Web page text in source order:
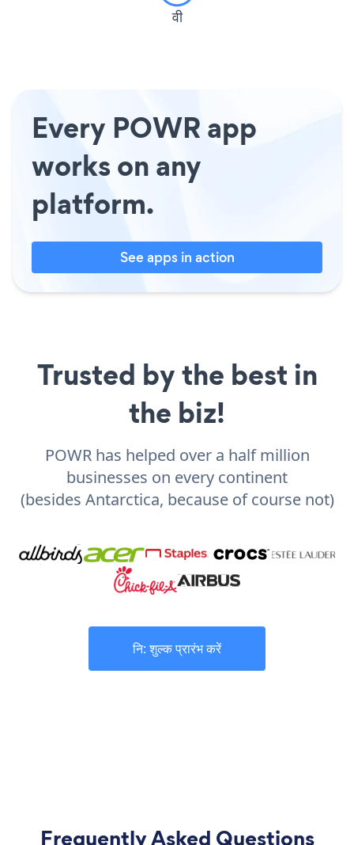
वी
Every POWR app
works on any
platform.
See apps in action
Trusted by the best in
the biz!
POWR has helped over a half million
businesses on every continent
(besides Antarctica, because of course not)
नि: शुल्क प्रारंभ करें
Frequently Asked Questions